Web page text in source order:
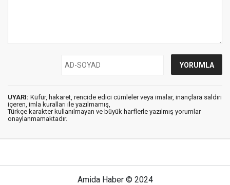
UYARI: Küfür, hakaret, rencide edici cümleler veya imalar, inançlara saldırı
içeren, imla kuralları ile yazılmamış,
Türkçe karakter kullanılmayan ve büyük harflerle yazılmış yorumlar
onaylanmamaktadır.
Amida Haber © 2024